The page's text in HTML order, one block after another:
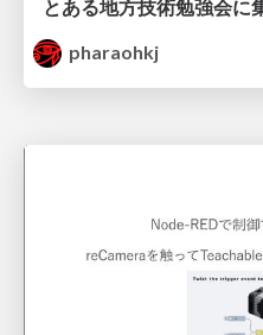
pharaohkj